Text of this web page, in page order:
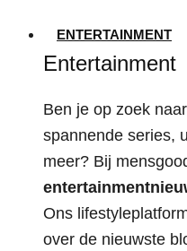
ENTERTAINMENT
Entertainment
Ben je op zoek
spannende series,
meer? Bij
Ons
over de nieuwste